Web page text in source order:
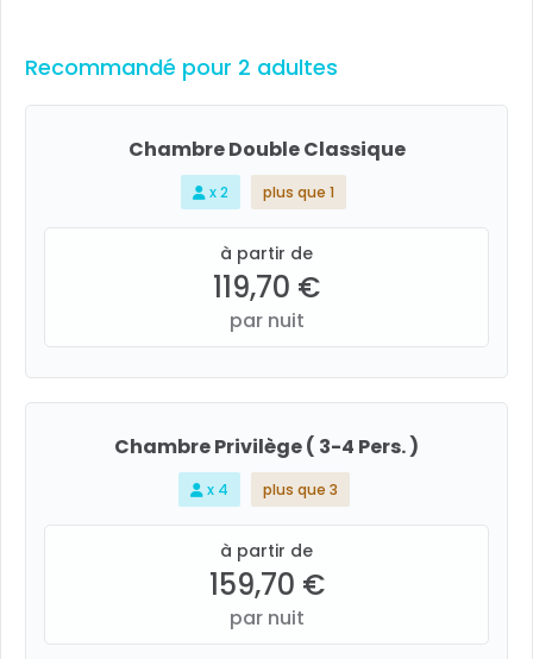
Recommandé pour 2 adultes
Chambre Double Classique
x 2 plus que 1
à partir de
119,70 €
par nuit
Chambre Privilège ( 3-4 Pers. )
x 4 plus que 3
à partir de
159,70 €
par nuit